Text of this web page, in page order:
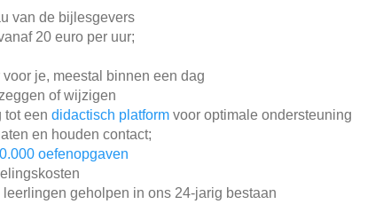
van de bijlesgevers
20 euro per uur;
je, meestal binnen een dag
of wijzigen
tot een didactisch platform voor optimale ondersteuning
en houden contact;
oefenopgaven
geholpen in ons 24-jarig bestaan